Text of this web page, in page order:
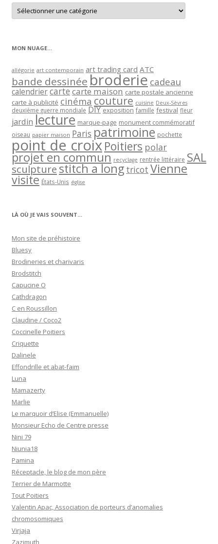
Retrouver
les
articles
MON NUAGE…
allégorie art contemporain art trading card ATC
bande dessinée broderie cadeau
calendriercartecarte maison carte postale ancienne
carte à publicité cinéma couture cuisine Deux-Sèvres
deuxième guerre mondiale DIY exposition famille festival fleur
jardin lecture marque-page monument commémoratif
oiseau papier maison Paris patrimoine pochette
point de croixPoitiers polar
projet en commun recyclage rentrée littéraire SAL
sculpturestitch a long tricot Vienne
visite États-Unis église
LÀ OÙ JE VAIS SOUVENT…
Mon site de préhistoire
Bluesy
Brodineries et charivaris
Brodstitch
Capucine O
Cathdragon
C en Roussillon
Claudine / Coco2
Coccinelle Poitiers
Criquette
Dalinele
Effondrille et abat-faim
Luna
Mamazerty
Marlie
Le marquoir d’Elise (Emmanuelle)
Monsieur Echo de Centre presse
Nini 79
Niunia18
Pamina
Réceptacle, le blog de mon père
Terrier de Marmotte
Tout Poitiers
Valentin Apac, Association de porteurs d’anomalies
chromosomiques
Virjaja
Zazimuth